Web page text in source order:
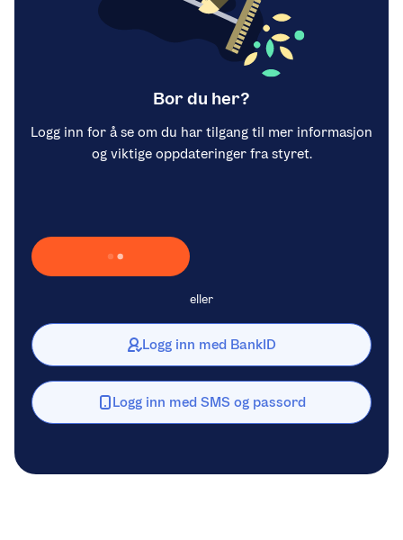
Bor du her?
Logg inn for å se om du har tilgang til mer informasjon
og viktige oppdateringer fra styret.
Laster inn Vipps …
eller
Logg inn med BankID
Logg inn med SMS og passord